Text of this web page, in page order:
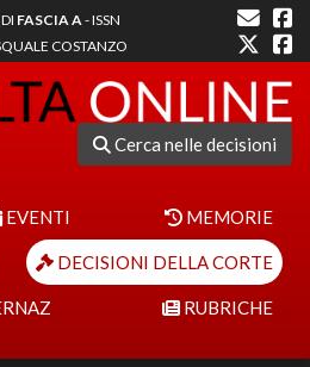
FASCIA A- ISSN
COSTANZO
Cerca nelle decisioni
EVENTI MEMORIE
DECISIONI DELLA CORTE
RUBRICHE